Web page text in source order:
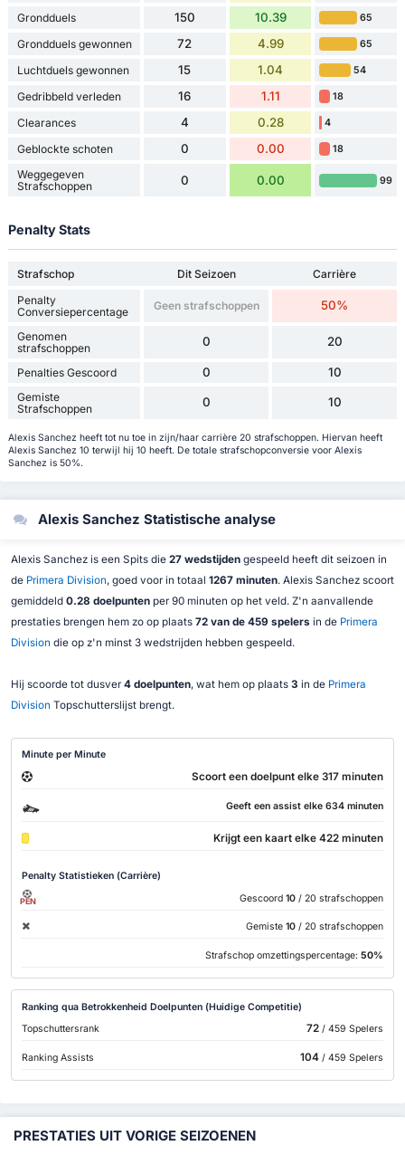
Grondduels 150 10.39 65
Grondduels gewonnen 72 4.99 65
Luchtduels gewonnen 15 1.04 54
Gedribbeld verleden 16 1.11 18
Clearances 4 0.28 4
Geblockte schoten 0 0.00 18
Weggegeven
Strafschoppen
0 0.00 99
Penalty Stats
Strafschop Dit Seizoen
Carrière
Penalty
Conversiepercentage
Geen strafschoppen 50%
Genomen
strafschoppen
0 20
Penalties Gescoord 0 10
Gemiste
Strafschoppen
0 10
Alexis Sanchez heeft tot nu toe in zijn/haar carrière 20 strafschoppen. Hiervan heeft
Alexis Sanchez 10 terwijl hij 10 heeft. De totale strafschopconversie voor Alexis
Sanchez is 50%.
Alexis Sanchez Statistische analyse
Alexis Sanchez is een Spits die 27 wedstijdengespeeld heeft dit seizoen in
de Primera Division, goed voor in totaal 1267 minuten. Alexis Sanchez scoort
gemiddeld 0.28 doelpuntenper 90 minuten op het veld. Z'n aanvallende
prestaties brengen hem zo op plaats 72 van de 459 spelers in de Primera
Division die op z'n minst 3 wedstrijden hebben gespeeld.
Hij scoorde tot dusver 4 doelpunten, wat hem op plaats 3 in de Primera
Division Topschutterslijst brengt.
Minute per Minute
Scoort een doelpunt elke 317 minuten
Geeft een assist elke 634 minuten
Krijgt een kaart elke 422 minuten
Penalty Statistieken (Carrière)
PEN Gescoord 10 / 20 strafschoppen
Gemiste 10 / 20 strafschoppen
Strafschop omzettingspercentage: 50%
Ranking qua Betrokkenheid Doelpunten (Huidige Competitie)
Topschuttersrank
72/ 459 Spelers
Ranking Assists 104/ 459 Spelers
PRESTATIES UIT VORIGE SEIZOENEN